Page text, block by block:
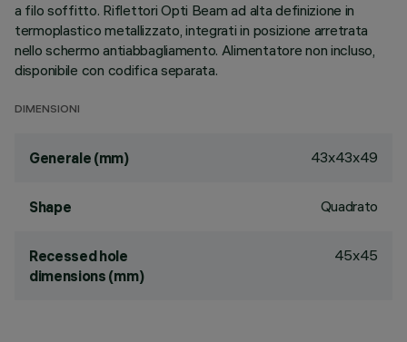
a filo soffitto. Riflettori Opti Beam ad alta definizione in
termoplastico metallizzato, integrati in posizione arretrata
nello schermo antiabbagliamento. Alimentatore non incluso,
disponibile con codifica separata.
DIMENSIONI
Generale (mm) 43x43x49
Shape Quadrato
Recessed hole
dimensions (mm)
45x45